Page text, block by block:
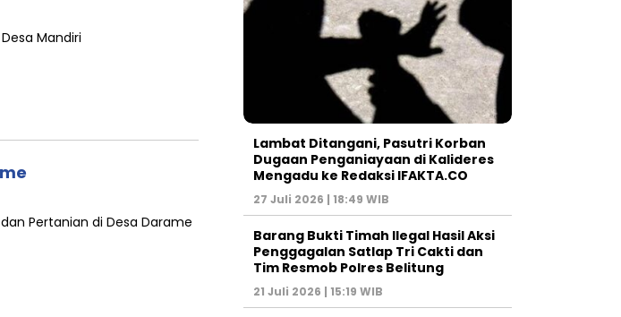
Mandiri
Pertanian di Desa Darame
Lambat Ditangani, Pasutri Korban
Dugaan Penganiayaan di Kalideres
Mengadu ke Redaksi IFAKTA.CO
27 Juli 2026 | 18:49 WIB
Barang Bukti Timah Ilegal Hasil Aksi
Penggagalan Satlap Tri Cakti dan
Tim Resmob Polres Belitung
21 Juli 2026 | 15:19 WIB